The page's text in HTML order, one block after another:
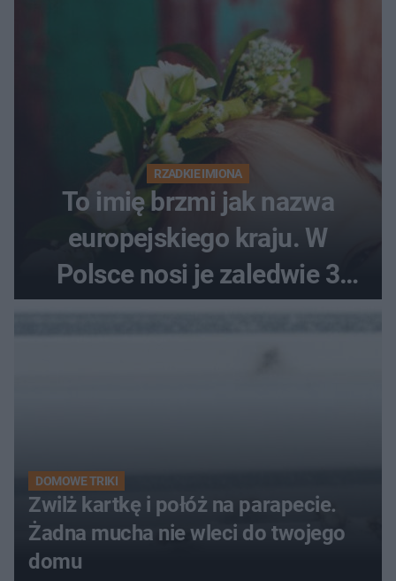
RZADKIE IMIONA
To imię brzmi jak nazwa
europejskiego kraju. W
Polsce nosi je zaledwie 3
DOMOWE TRIKI
Zwilż kartkę i połóż na parapecie.
Żadna mucha nie wleci do twojego
domu